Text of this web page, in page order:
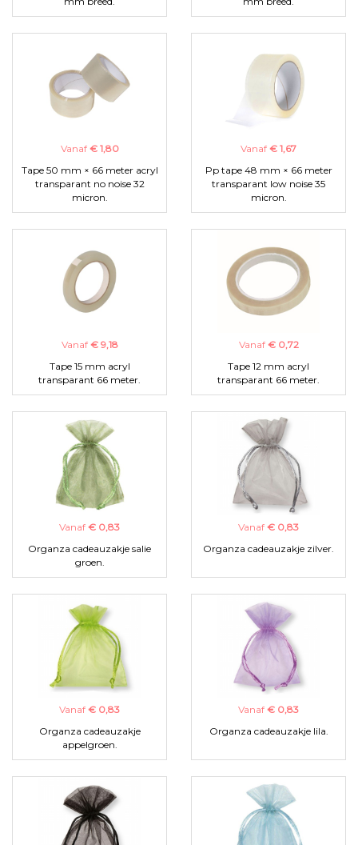
Vanaf € 1,80
Tape 50 mm × 66 meter acryl
transparant no noise 32
micron.
Vanaf € 1,67
Pp tape 48 mm × 66 meter
transparant low noise 35
micron.
Vanaf € 9,18
Tape 15 mm acryl
transparant 66 meter.
Vanaf € 0,72
Tape 12 mm acryl
transparant 66 meter.
Vanaf € 0,83
Organza cadeauzakje salie
groen.
Vanaf € 0,83
Organza cadeauzakje zilver.
Vanaf € 0,83
Organza cadeauzakje
appelgroen.
Vanaf € 0,83
Organza cadeauzakje lila.